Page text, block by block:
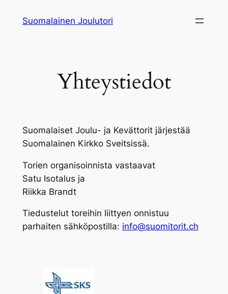
sisältöön
Suomalainen Joulutori
Yhteystiedot
Suomalaiset Joulu- ja Kevättorit järjestää
Suomalainen Kirkko Sveitsissä.
Torien organisoinnista vastaavat
Satu Isotalus ja
Riikka Brandt
Tiedustelut toreihin liittyen onnistuu
parhaiten sähköpostilla: info@suomitorit.ch